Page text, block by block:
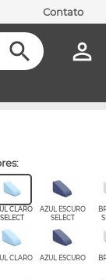
Contato
CLARO
SELECT
AZUL ESCURO
SELECT
CLARO AZUL ESCURO